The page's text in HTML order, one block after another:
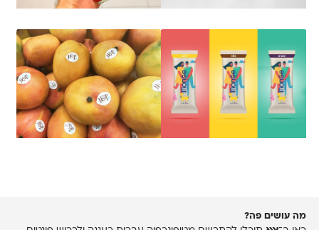
מה עושים פה?